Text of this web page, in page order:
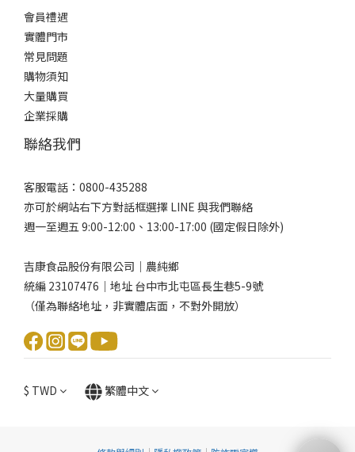
會員禮遇
實體門市
常見問題
購物須知
大量購買
企業採購
聯絡我們
客服電話：0800-435288
亦可於網站右下方對話框選擇 LINE 與我們聯絡
週一至週五 9:00-12:00、13:00-17:00 (國定假日除外)
吉康食品股份有限公司｜農純鄉
統編 23107476｜地址 台中市北屯區長生巷5-9號
（僅為聯絡地址，非實體店面，不對外開放）
$ TWD 繁體中文